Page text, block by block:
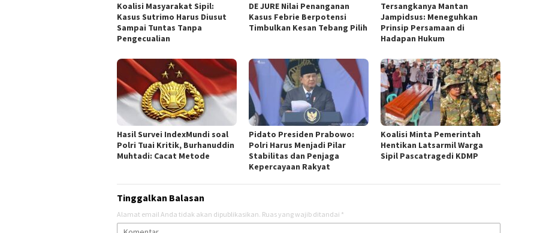
Koalisi Masyarakat Sipil:
Kasus Sutrimo Harus Diusut
Sampai Tuntas Tanpa
Pengecualian
DE JURE Nilai Penanganan
Kasus Febrie Berpotensi
Timbulkan Kesan Tebang Pilih
Tersangkanya Mantan
Jampidsus: Meneguhkan
Prinsip Persamaan di
Hadapan Hukum
Hasil Survei IndexMundi soal
Polri Tuai Kritik, Burhanuddin
Muhtadi: Cacat Metode
Pidato Presiden Prabowo:
Polri Harus Menjadi Pilar
Stabilitas dan Penjaga
Kepercayaan Rakyat
Koalisi Minta Pemerintah
Hentikan Latsarmil Warga
Sipil Pascatragedi KDMP
Tinggalkan Balasan
Alamat email Anda tidak akan dipublikasikan. Ruas yang wajib ditandai *